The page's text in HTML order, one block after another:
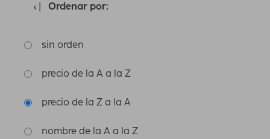
Ordenar por:
sin orden
precio de la A a la Z
precio de la Z a la A
nombre de la A a la Z